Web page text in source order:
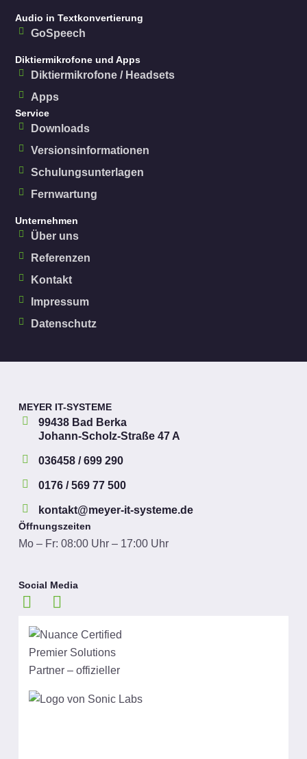
Audio in Textkonvertierung
GoSpeech
Diktiermikrofone und Apps
Diktiermikrofone / Headsets
Apps
Service
Downloads
Versionsinformationen
Schulungsunterlagen
Fernwartung
Unternehmen
Über uns
Referenzen
Kontakt
Impressum
Datenschutz
MEYER IT-SYSTEME
99438 Bad Berka
Johann-Scholz-Straße 47 A
036458 / 699 290
0176 / 569 77 500
kontakt@meyer-it-systeme.de
Öffnungszeiten
Mo – Fr: 08:00 Uhr – 17:00 Uhr
Social Media